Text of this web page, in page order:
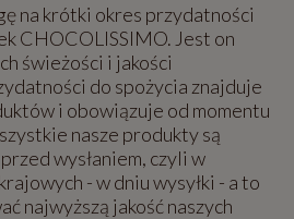
na krótki okres przydatności
CHOCOLISSIMO. Jest on
świeżości i jakości
do spożycia znajduje
i obowiązuje od momentu
nasze produkty są
wysłaniem, czyli w
- w dniu wysyłki - a to
najwyższą jakość naszych